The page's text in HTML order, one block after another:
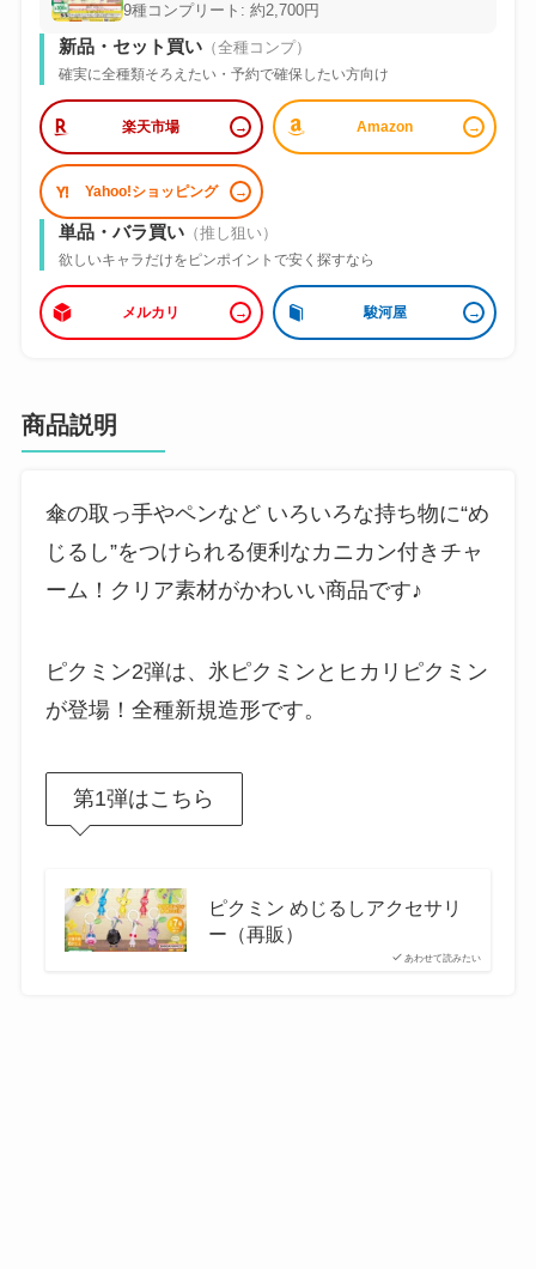
9種コンプリート: 約2,700円
新品・セット買い（全種コンプ）
確実に全種類そろえたい・予約で確保したい方向け
楽天市場 Amazon
Yahoo!ショッピング
単品・バラ買い（推し狙い）
欲しいキャラだけをピンポイントで安く探すなら
メルカリ 駿河屋
商品説明
傘の取っ手やペンなど いろいろな持ち物に“め
じるし”をつけられる便利なカニカン付きチャ
ーム！クリア素材がかわいい商品です♪
ピクミン2弾は、氷ピクミンとヒカリピクミン
が登場！全種新規造形です。
第1弾はこちら
あわせて読みたい
ピクミン めじるしアクセサリ
ー（再販）